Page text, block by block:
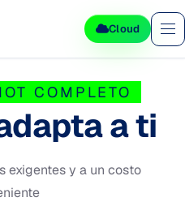
Cloud
COMPLETO
a ti
exigentes y a un costo